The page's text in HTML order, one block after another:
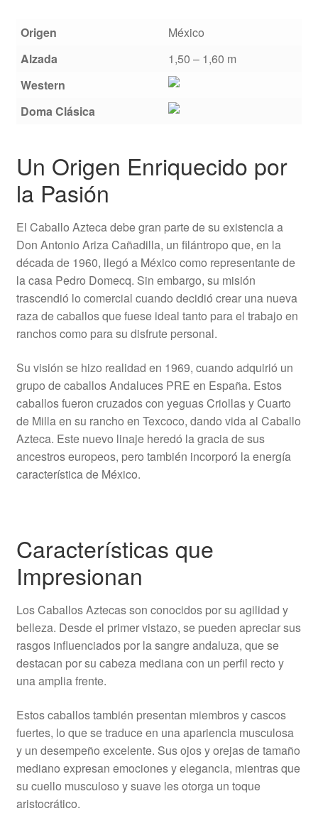
Origen
México
Alzada
1,50 – 1,60 m
Western
Doma Clásica
Un Origen Enriquecido por
la Pasión
El Caballo Azteca debe gran parte de su existencia a
Don Antonio Ariza Cañadilla, un filántropo que, en la
década de 1960, llegó a México como representante de
la casa Pedro Domecq. Sin embargo, su misión
trascendió lo comercial cuando decidió crear una nueva
raza de caballos que fuese ideal tanto para el trabajo en
ranchos como para su disfrute personal.
Su visión se hizo realidad en 1969, cuando adquirió un
grupo de caballos Andaluces PRE en España. Estos
caballos fueron cruzados con yeguas Criollas y Cuarto
de Milla en su rancho en Texcoco, dando vida al Caballo
Azteca. Este nuevo linaje heredó la gracia de sus
ancestros europeos, pero también incorporó la energía
característica de México.
Características que
Impresionan
Los Caballos Aztecas son conocidos por su agilidad y
belleza. Desde el primer vistazo, se pueden apreciar sus
rasgos influenciados por la sangre andaluza, que se
destacan por su cabeza mediana con un perfil recto y
una amplia frente.
Estos caballos también presentan miembros y cascos
fuertes, lo que se traduce en una apariencia musculosa
y un desempeño excelente. Sus ojos y orejas de tamaño
mediano expresan emociones y elegancia, mientras que
su cuello musculoso y suave les otorga un toque
aristocrático.